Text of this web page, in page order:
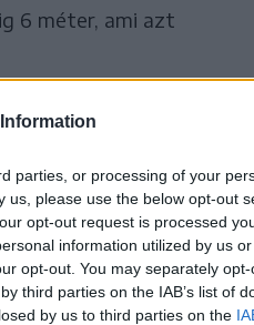
parties, or processing of your
please use the below opt-out
opt-out request is processed
information utilized by us
opt-out. You may separately
third parties on the IAB’s list of
by us to third parties on the
6 méter, ami azt
volt,
a Románia és